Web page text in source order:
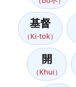
基督
（Ki-tok）
開
（Khui）